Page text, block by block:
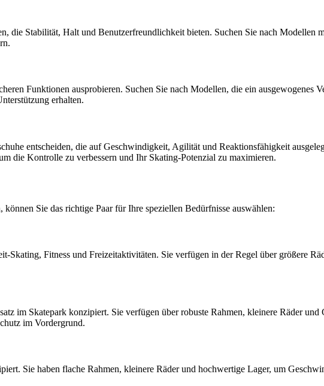
die Stabilität, Halt und Benutzerfreundlichkeit bieten. Suchen Sie nach Modellen
Funktionen ausprobieren. Suchen Sie nach Modellen, die ein ausgewogenes
erhalten.
entscheiden, die auf Geschwindigkeit, Agilität und Reaktionsfähigkeit
die Kontrolle zu verbessern und Ihr Skating-Potenzial zu maximieren.
Sie das richtige Paar für Ihre speziellen Bedürfnisse auswählen:
Skating, Fitness und Freizeitaktivitäten. Sie verfügen in der Regel über größere
im Skatepark konzipiert. Sie verfügen über robuste Rahmen, kleinere Räder
im Vordergrund.
Sie haben flache Rahmen, kleinere Räder und hochwertige Lager, um